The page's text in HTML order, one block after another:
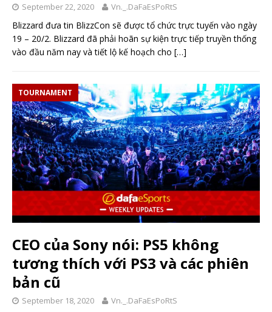
September 22, 2020 Vn._.DaFaEsPoRtS
Blizzard đưa tin BlizzCon sẽ được tổ chức trực tuyến vào ngày
19 – 20/2. Blizzard đã phải hoãn sự kiện trực tiếp truyền thống
vào đầu năm nay và tiết lộ kế hoạch cho […]
TOURNAMENT
CEO của Sony nói: PS5 không
tương thích với PS3 và các phiên
bản cũ
September 18, 2020 Vn._.DaFaEsPoRtS